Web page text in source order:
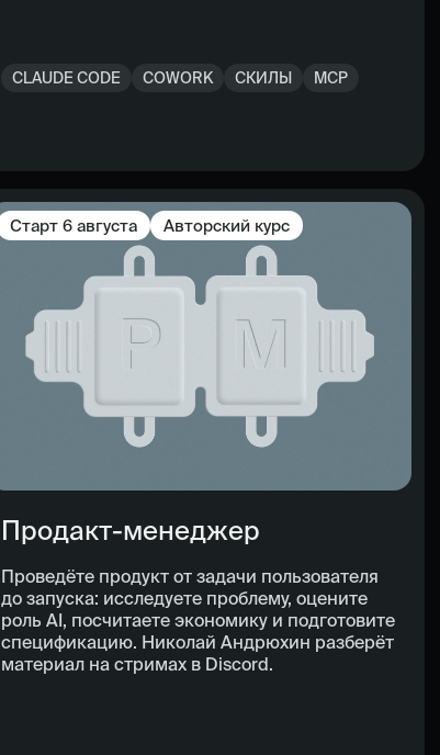
CLAUDE CODE COWORK СКИЛЫ MCP
Старт 6 августа Авторский курс
Продакт-менеджер
Проведёте продукт от задачи пользователя
до запуска: исследуете проблему, оцените
роль AI, посчитаете экономику и подготовите
спецификацию. Николай Андрюхин разберёт
материал на стримах в Discord.